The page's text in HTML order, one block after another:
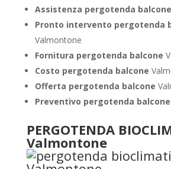
Assistenza pergotenda balcone
Pronto intervento pergotenda
Valmontone
Fornitura pergotenda balcone
Costo pergotenda balcone
Offerta pergotenda balcone
Preventivo pergotenda balcone
PERGOTENDA
Valmontone